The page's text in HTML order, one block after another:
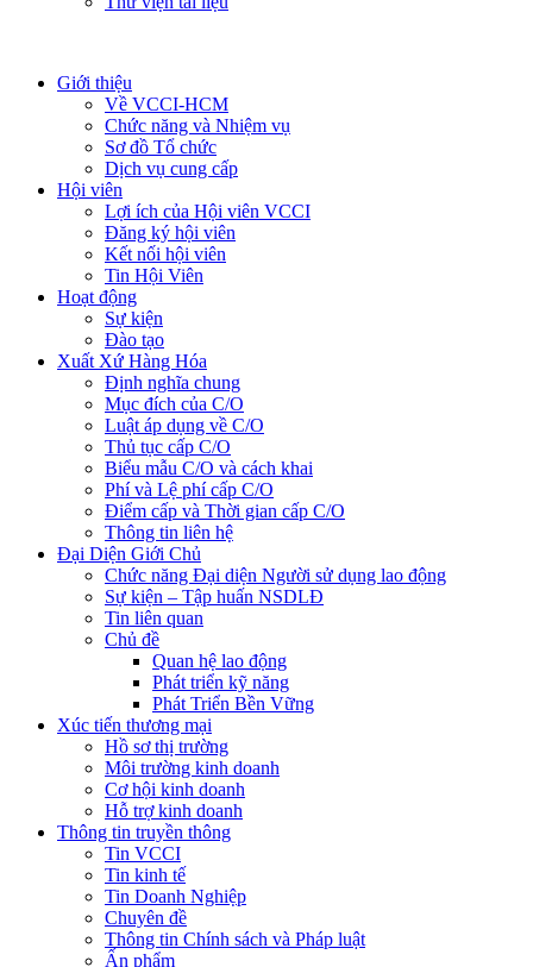
Giới thiệu
Về VCCI-HCM
Chức năng và Nhiệm vụ
Sơ đồ Tổ chức
Dịch vụ cung cấp
Hội viên
Lợi ích của Hội viên VCCI
Đăng ký hội viên
Kết nối hội viên
Tin Hội Viên
Hoạt động
Sự kiện
Đào tạo
Xuất Xứ Hàng Hóa
Định nghĩa chung
Mục đích của C/O
Luật áp dụng về C/O
Thủ tục cấp C/O
Biểu mẫu C/O và cách khai
Phí và Lệ phí cấp C/O
Điểm cấp và Thời gian cấp C/O
Thông tin liên hệ
Đại Diện Giới Chủ
Chức năng Đại diện Người sử dụng lao động
Sự kiện – Tập huấn NSDLĐ
Tin liên quan
Chủ đề
Quan hệ lao động
Phát triển kỹ năng
Phát Triển Bền Vững
Xúc tiến thương mại
Hồ sơ thị trường
Môi trường kinh doanh
Cơ hội kinh doanh
Hỗ trợ kinh doanh
Thông tin truyền thông
Tin VCCI
Tin kinh tế
Tin Doanh Nghiệp
Chuyên đề
Thông tin Chính sách và Pháp luật
Ấn phẩm